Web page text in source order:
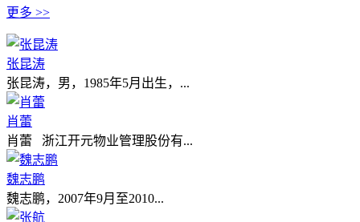
更多 >>
张昆涛
张昆涛，男，1985年5月出生，...
肖蕾
肖蕾 浙江开元物业管理股份有...
魏志鹏
魏志鹏，2007年9月至2010...